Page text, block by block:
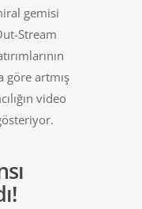
gemisi
Stream
göre artmış
video